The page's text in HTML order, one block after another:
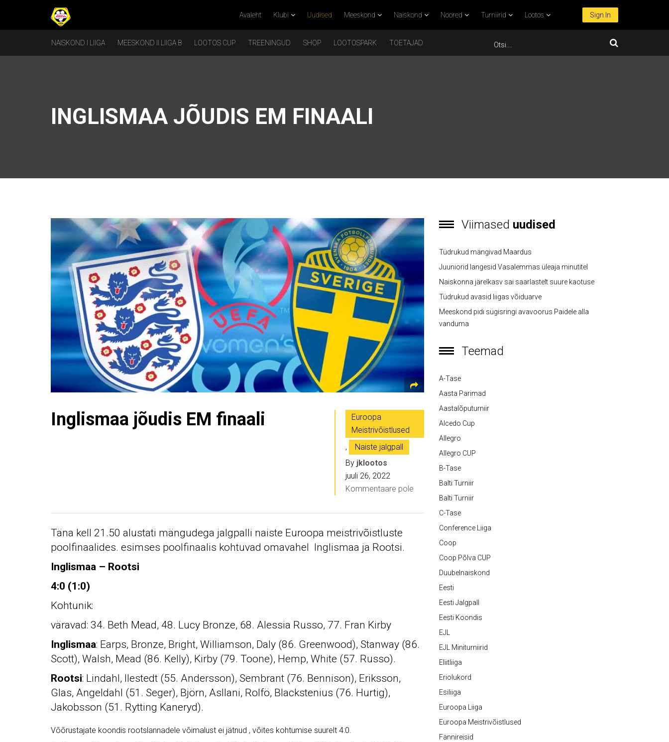
Avaleht Klubi Uudised Meeskond Naiskond Noored Turniirid Lootos Sign In
NAISKOND I LIIGA MEESKOND II LIIGA B LOOTOS CUP TREENINGUD SHOP LOOTOSPARK TOETAJAD
INGLISMAA JÕUDIS EM FINAALI
Inglismaa jõudis EM finaali
Euroopa
Meistrivõistlused
,
Naiste jalgpall
By jklootos
juuli 26, 2022
Kommentaare pole
Täna kell 21.50 alustati mängudega jalgpalli naiste Euroopa meistrivõistluste
poolfinaalides. esimses poolfinaalis kohtuvad omavahel Inglismaa ja Rootsi.
Inglismaa – Rootsi
4:0 (1:0)
Kohtunik:
väravad: 34. Beth Mead, 48. Lucy Bronze, 68. Alessia Russo, 77. Fran Kirby
Inglismaa: Earps, Bronze, Bright, Williamson, Daly (86. Greenwood), Stanway (86.
Scott), Walsh, Mead (86. Kelly), Kirby (79. Toone), Hemp, White (57. Russo).
Rootsi: Lindahl, Ilestedt (55. Andersson), Sembrant (76. Bennison), Eriksson,
Glas, Angeldahl (51. Seger), Björn, Asllani, Rolfö, Blackstenius (76. Hurtig),
Jakobsson (51. Rytting Kaneryd).
Võõrustajate koondis rootslannadele võimalust ei jätnud , võites kohtumise suurelt 4:0.
Viimased uudised
Tüdrukud mängivad Maardus
Juuniorid langesid Vasalemmas üleaja minutitel
Naiskonna järelkasv sai saarlastelt suure kaotuse
Tüdrukud avasid liigas võiduarve
Meeskond pidi sügisringi avavoorus Paidele alla
vanduma
Teemad
A-Tase
Aasta Parimad
Aastalõputurniir
Alcedo Cup
Allegro
Allegro CUP
B-Tase
Balti Turniir
Balti Turniir
C-Tase
Conference Liiga
Coop
Coop Põlva CUP
Duubelnaiskond
Eesti
Eesti Jalgpall
Eesti Koondis
EJL
EJL Miniturniirid
Eliitliiga
Eriolukord
Esiliiga
Euroopa Liiga
Euroopa Meistrivõistlused
Fännireisid